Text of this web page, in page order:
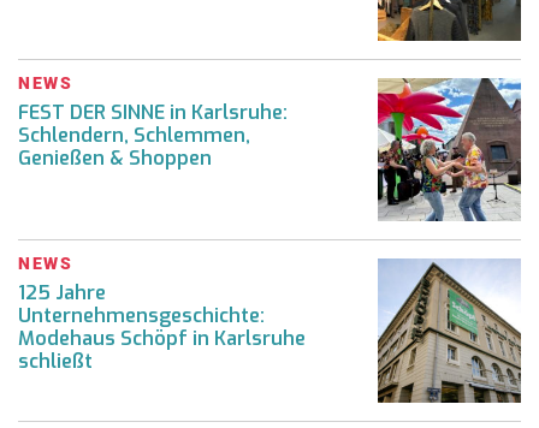
NEWS
FEST DER SINNE in Karlsruhe:
Schlendern, Schlemmen,
Genießen & Shoppen
NEWS
125 Jahre
Unternehmensgeschichte:
Modehaus Schöpf in Karlsruhe
schließt